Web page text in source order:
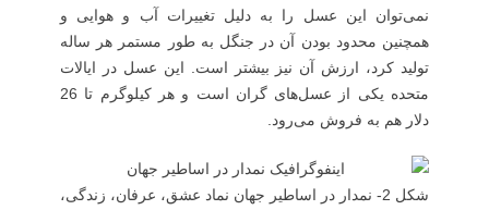
نمی‌توان این عسل را به دلیل تغییرات آب و هوایی و
همچنین محدود بودن آن در جنگل به طور مستمر هر ساله
تولید کرد، ارزش آن نیز بیشتر است. این عسل در ایالات
متحده یکی از عسل‌های گران است و هر کیلوگرم تا 26
دلار هم به فروش می‌رود.
شکل 2- نمدار در اساطیر جهان نماد عشق، عرفان، زندگی،